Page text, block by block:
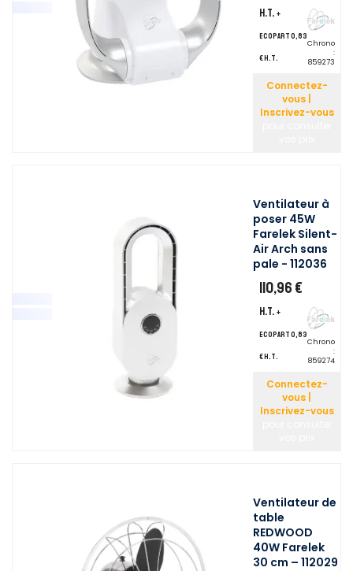
H.T. +
ecopart 0,83
€ H.T.
Chrono
:
859273
Connectez-
vous |
Inscrivez-vous
Ventilateur à
poser 45W
Farelek Silent-
Air Arch sans
pale - 112036
110,96 €
H.T. +
ecopart 0,83
€ H.T.
Chrono
:
859274
Connectez-
vous |
Inscrivez-vous
Ventilateur de
table
REDWOOD
40W Farelek
30 cm – 112029